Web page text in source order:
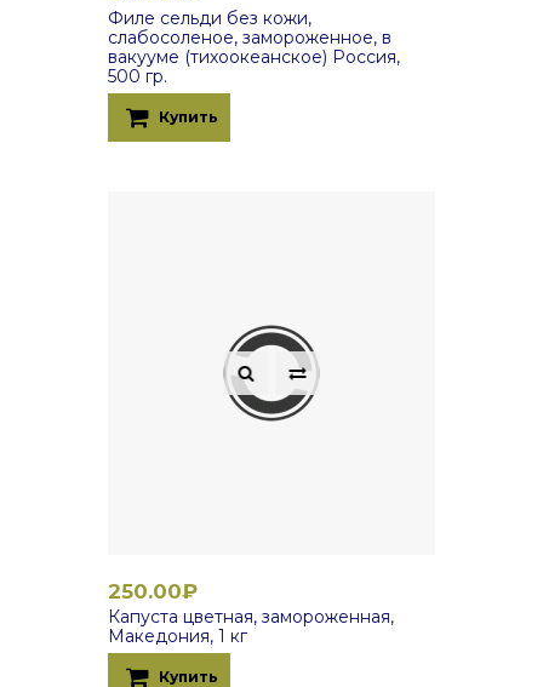
Филе сельди без кожи,
слабосоленое, замороженное, в
вакууме (тихоокеанское) Россия,
500 гр.
Купить
250.00₽
Капуста цветная, замороженная,
Македония, 1 кг
Купить